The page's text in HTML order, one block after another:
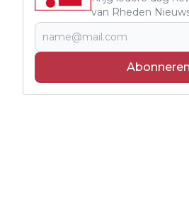
van Rheden
Abonneren